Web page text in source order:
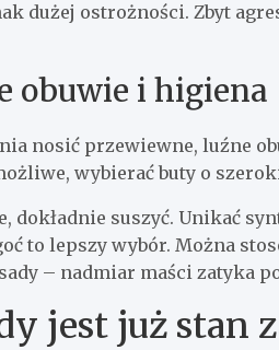
dużej ostrożności. Zbyt
obuwie i higiena
nosić przewiewne, luźne
wybierać buty o
dokładnie suszyć. Unikać
to lepszy wybór. Można
– nadmiar maści zatyka
jest już stan